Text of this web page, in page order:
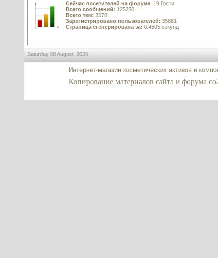
Сейчас посетителей на форуме: 19 Гости
Всего сообщений: 125250
Всего тем: 2578
Зарегистрировано пользователей: 35881
Страница сгенерирована за: 0.4505 секунд
Saturday 08 August, 2026
Интернет-магазин косметических активов и
Копирование материалов сайта и форума